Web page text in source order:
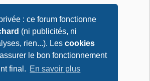
: ce forum fonctionne
(ni publicités, ni
rien...). Lescookies
le bon fonctionnement
final. En savoir plus
/ accessoires du motard
pièces
!